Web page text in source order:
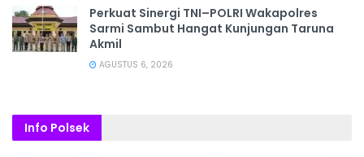
Perkuat Sinergi TNI–POLRI Wakapolres
Sarmi Sambut Hangat Kunjungan Taruna
Akmil
AGUSTUS 6, 2026
Info Polsek